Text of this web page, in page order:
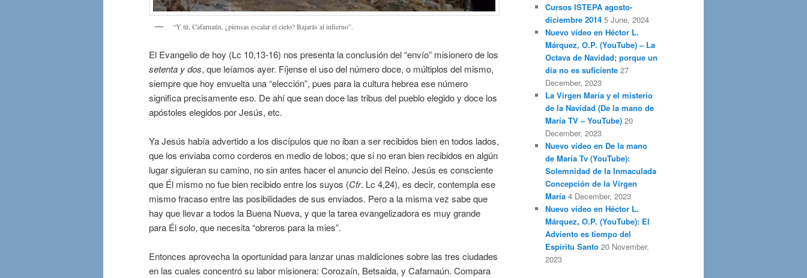
“Y tú, Cafarnaún, ¿piensas escalar el cielo? Bajarás al infierno”.
El Evangelio de hoy (Lc 10,13-16) nos presenta la conclusión del “envío” misionero de los
setenta y dos, que leíamos ayer. Fíjense el uso del número doce, o múltiplos del mismo,
siempre que hoy envuelta una “elección”, pues para la cultura hebrea ese número
significa precisamente eso. De ahí que sean doce las tribus del pueblo elegido y doce los
apóstoles elegidos por Jesús, etc.
Ya Jesús había advertido a los discípulos que no iban a ser recibidos bien en todos lados,
que los enviaba como corderos en medio de lobos; que si no eran bien recibidos en algún
lugar siguieran su camino, no sin antes hacer el anuncio del Reino. Jesús es consciente
que Él mismo no fue bien recibido entre los suyos (Cfr. Lc 4,24), es decir, contempla ese
mismo fracaso entre las posibilidades de sus enviados. Pero a la misma vez sabe que
hay que llevar a todos la Buena Nueva, y que la tarea evangelizadora es muy grande
para Él solo, que necesita “obreros para la mies”.
Entonces aprovecha la oportunidad para lanzar unas maldiciones sobre las tres ciudades
en las cuales concentró su labor misionera: Corozaín, Betsaida, y Cafarnaún. Compara
Cursos ISTEPA agosto-
diciembre 2014 5 June, 2024
Nuevo vídeo en Héctor L.
Márquez, O.P. (YouTube) – La
Octava de Navidad; porque un
día no es suficiente 27
December, 2023
La Virgen María y el misterio
de la Navidad (De la mano de
María TV – YouTube) 20
December, 2023
Nuevo vídeo en De la mano
de María Tv (YouTube):
Solemnidad de la Inmaculada
Concepción de la Virgen
María 4 December, 2023
Nuevo vídeo en Héctor L.
Márquez, O.P. (YouTube): El
Adviento es tiempo del
Espíritu Santo 20 November,
2023